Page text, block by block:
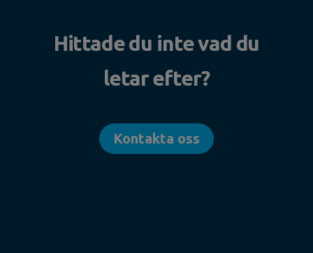
Hittade du inte vad du
letar efter?
Kontakta oss